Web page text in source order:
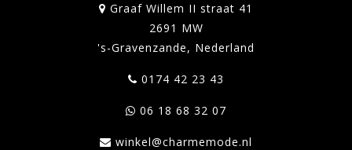
Graaf Willem II straat 41
2691 MW
's-Gravenzande, Nederland
0174 42 23 43
06 18 68 32 07
winkel@charmemode.nl